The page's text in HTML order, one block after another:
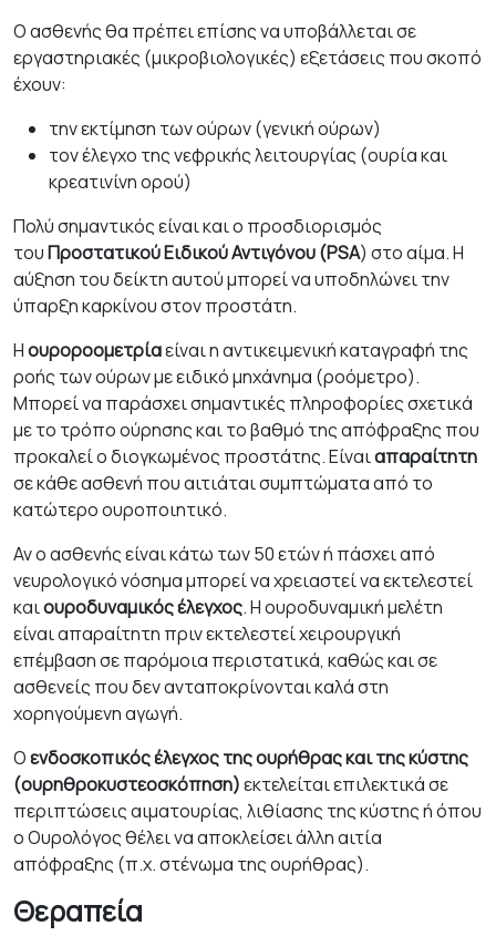
Ο ασθενής θα πρέπει επίσης να υποβάλλεται σε
εργαστηριακές (μικροβιολογικές) εξετάσεις που σκοπό
έχουν:
την εκτίμηση των ούρων (γενική ούρων)
τον έλεγχο της νεφρικής λειτουργίας (ουρία και
κρεατινίνη ορού)
Πολύ σημαντικός είναι και ο προσδιορισμός
τουΠροστατικού Ειδικού Αντιγόνου (PSA) στο αίμα. Η
αύξηση του δείκτη αυτού μπορεί να υποδηλώνει την
ύπαρξη καρκίνου στον προστάτη.
Ηουροροομετρίαείναι η αντικειμενική καταγραφή της
ροής των ούρων με ειδικό μηχάνημα (ροόμετρο).
Μπορεί να παράσχει σημαντικές πληροφορίες σχετικά
με το τρόπο ούρησης και το βαθμό της απόφραξης που
προκαλεί ο διογκωμένος προστάτης. Είναιαπαραίτητη
σε κάθε ασθενή που αιτιάται συμπτώματα από το
κατώτερο ουροποιητικό.
Αν ο ασθενής είναι κάτω των 50 ετών ή πάσχει από
νευρολογικό νόσημα μπορεί να χρειαστεί να εκτελεστεί
καιουροδυναμικός έλεγχος. Η ουροδυναμική μελέτη
είναι απαραίτητη πριν εκτελεστεί χειρουργική
επέμβαση σε παρόμοια περιστατικά, καθώς και σε
ασθενείς που δεν ανταποκρίνονται καλά στη
χορηγούμενη αγωγή.
Οενδοσκοπικός έλεγχος της ουρήθρας και της κύστης
(ουρηθροκυστεοσκόπηση)εκτελείται επιλεκτικά σε
περιπτώσεις αιματουρίας, λιθίασης της κύστης ή όπου
ο Ουρολόγος θέλει να αποκλείσει άλλη αιτία
απόφραξης (π.χ. στένωμα της ουρήθρας).
Θεραπεία